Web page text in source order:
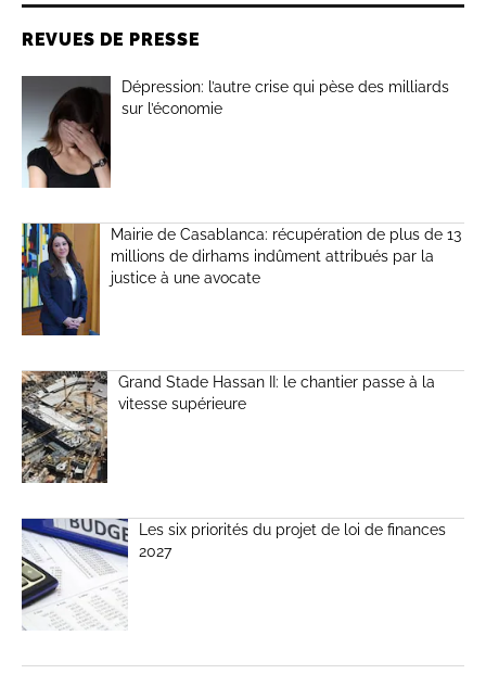
REVUES DE PRESSE
Dépression: l’autre crise qui pèse des milliards
sur l’économie
Mairie de Casablanca: récupération de plus de 13
millions de dirhams indûment attribués par la
justice à une avocate
Grand Stade Hassan II: le chantier passe à la
vitesse supérieure
Les six priorités du projet de loi de finances
2027